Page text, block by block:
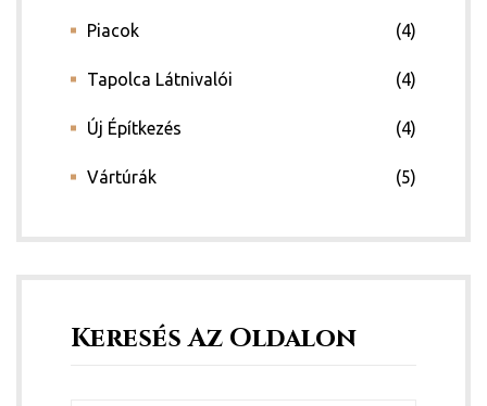
Piacok (4)
Tapolca Látnivalói (4)
Új Építkezés (4)
Vártúrák (5)
Keresés Az Oldalon